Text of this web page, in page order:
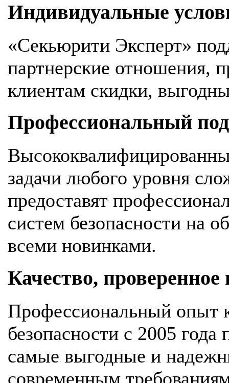
Индивидуальные
«Секьюрити Эксперт»
партнерские отношения,
клиентам скидки,
Профессиональный
задачи любого уровня
предоставят
систем безопасности на
всеми новинками.
Качество,
Профессиональный опыт
безопасности с 2005 года
самые выгодные и
современным